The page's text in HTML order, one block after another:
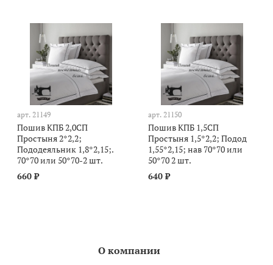
арт. 21149
Пошив КПБ 2,0СП
Простыня 2*2,2;
Пододеяльник 1,8*2,15;.
70*70 или 50*70-2 шт.
660 ₽
арт. 21150
Пошив КПБ 1,5СП
Простыня 1,5*2,2; Подод
1,55*2,15; нав 70*70 или
50*70 2 шт.
640 ₽
О компании